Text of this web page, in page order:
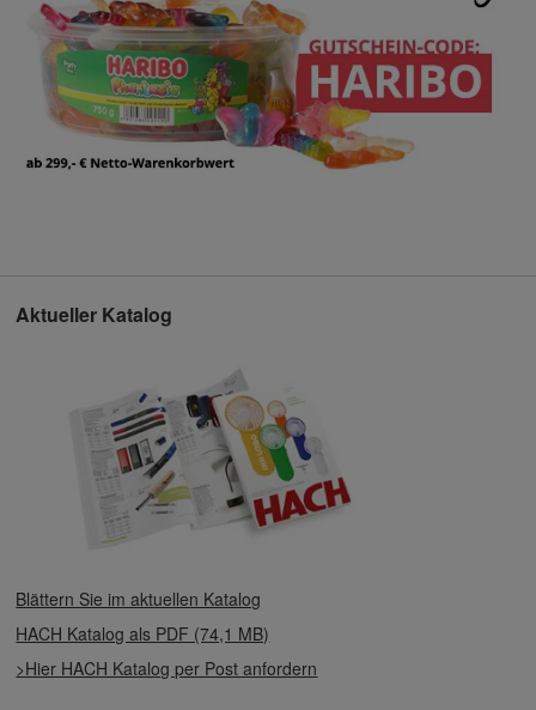
Aktueller Katalog
Blättern Sie im aktuellen Katalog
HACH Katalog als PDF (74,1 MB)
>Hier HACH Katalog per Post anfordern